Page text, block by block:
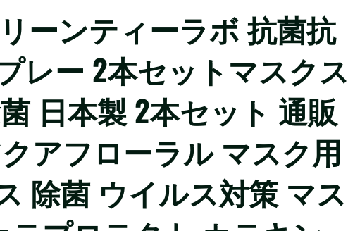
ーンティーラボ 抗菌抗
レー 2本セットマスクス
日本製 2本セット 通販
アフローラル マスク用
除菌 ウイルス対策 マス